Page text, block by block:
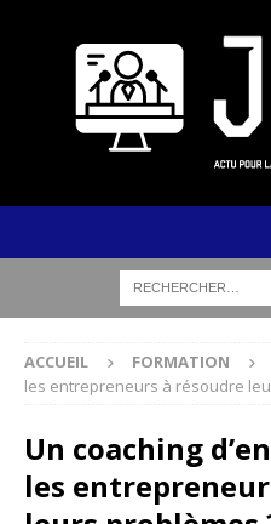
ACCUEIL FORMATION
les entrepreneurs à résoudre
Un coaching
les